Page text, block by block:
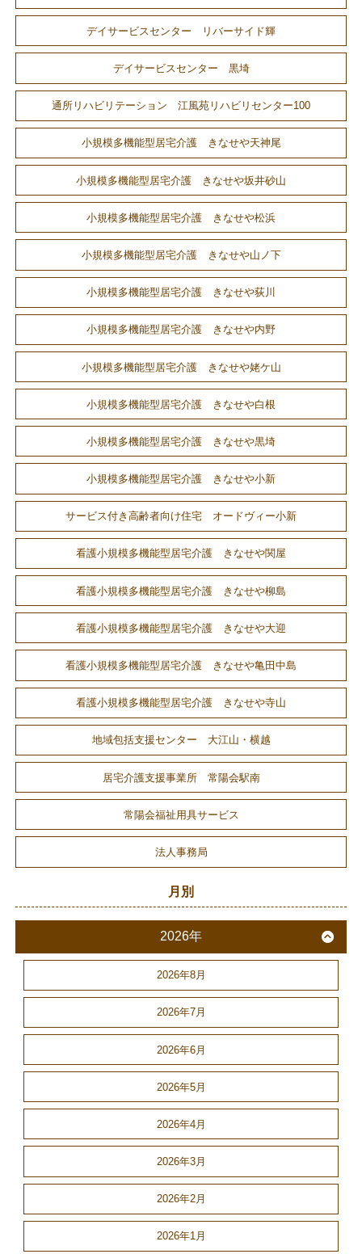
デイサービスセンター リバーサイド輝
デイサービスセンター 黒埼
通所リハビリテーション 江風苑リハビリセンター100
小規模多機能型居宅介護 きなせや天神尾
小規模多機能型居宅介護 きなせや坂井砂山
小規模多機能型居宅介護 きなせや松浜
小規模多機能型居宅介護 きなせや山ノ下
小規模多機能型居宅介護 きなせや荻川
小規模多機能型居宅介護 きなせや内野
小規模多機能型居宅介護 きなせや姥ケ山
小規模多機能型居宅介護 きなせや白根
小規模多機能型居宅介護 きなせや黒埼
小規模多機能型居宅介護 きなせや小新
サービス付き高齢者向け住宅 オードヴィー小新
看護小規模多機能型居宅介護 きなせや関屋
看護小規模多機能型居宅介護 きなせや柳島
看護小規模多機能型居宅介護 きなせや大迎
看護小規模多機能型居宅介護 きなせや亀田中島
看護小規模多機能型居宅介護 きなせや寺山
地域包括支援センター 大江山・横越
居宅介護支援事業所 常陽会駅南
常陽会福祉用具サービス
法人事務局
月別
2026年
2026年8月
2026年7月
2026年6月
2026年5月
2026年4月
2026年3月
2026年2月
2026年1月